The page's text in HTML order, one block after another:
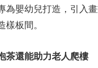
為嬰幼兒打造，引入
樣板間。
茶還能助力老人爬樓